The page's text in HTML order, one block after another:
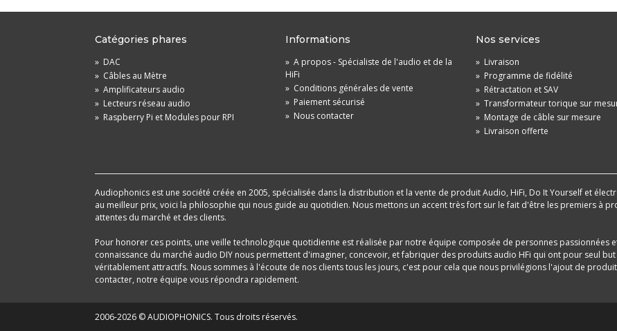
Catégories phares
» DAC
» Câbles au Mètre
» Amplificateurs audio
» Lecteurs réseau audio
» Raspberry Pi et Modules pour RPI
Informations
» A propos - Spécialiste de l'audio et de la
HiFi
» Conditions générales de vente
» Paiement sécurisé
» Nous contacter
Nos services
» Livraison
» Programme de fidélité
» Rétractation et SAV
» Transformateur torique sur
» Montage de câble sur mesure
» Livraison offerte
Audiophonics est une société créée en 2005, spécialisée dans la distribution et la vente de produit Audio, HiFi, Do It Yourself et
au meilleur prix, voici la philosophie qui nous guide au quotidien. Nous mettons un accent très fort sur le fait d'être les premiers à
attentes du marché et des clients.
Pour honorer ces points, une veille technologique quotidienne est réalisée par notre équipe composée de personnes passionnées
connaissance du marché audio DIY nous permettent d'imaginer, concevoir, et fabriquer des produits audio HFi qui ont pour seul
véritablement attractifs. Nous sommes à l'écoute de nos clients tous les jours, c'est pour cela que nous privilégions l'ajout de
contacter, notre équipe vous répondra rapidement.
2006-2026 © AUDIOPHONICS. Tous droits réservés.